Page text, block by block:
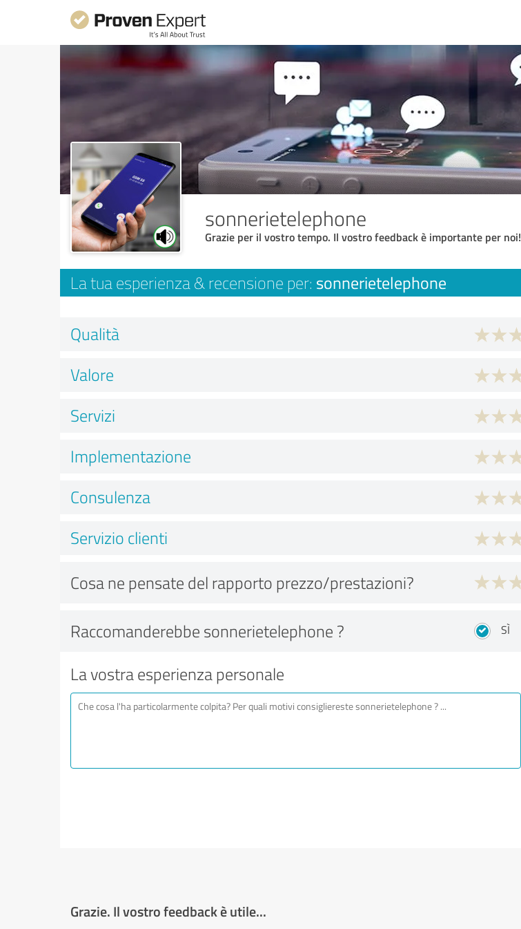
sonnerietelephone
Grazie per il vostro tempo. Il vostro feedback è importante per noi!
La tua esperienza & recensione per: sonnerietelephone
Qualità
Valore
Servizi
Implementazione
Consulenza
Servizio clienti
Cosa ne pensate del rapporto prezzo/prestazioni?
Raccomanderebbe sonnerietelephone ? SÌ
La vostra esperienza personale
Grazie. Il vostro feedback è utile...